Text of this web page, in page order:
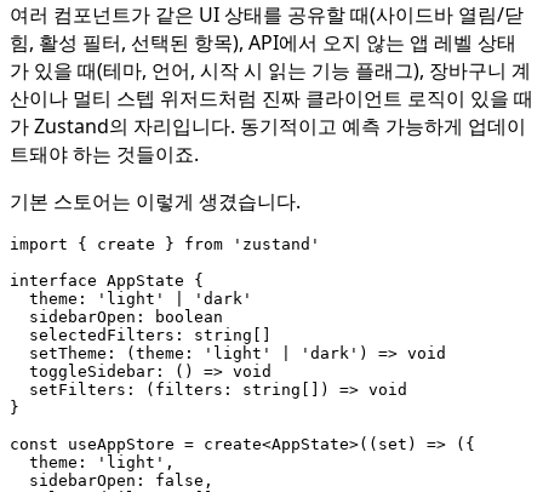
여러 컴포넌트가 같은 UI 상태를 공유할 때(사이드바 열림/닫
힘, 활성 필터, 선택된 항목), API에서 오지 않는 앱 레벨 상태
가 있을 때(테마, 언어, 시작 시 읽는 기능 플래그), 장바구니 계
산이나 멀티 스텝 위저드처럼 진짜 클라이언트 로직이 있을 때
가 Zustand의 자리입니다. 동기적이고 예측 가능하게 업데이
트돼야 하는 것들이죠.
기본 스토어는 이렇게 생겼습니다.
import { create } from
'zustand'
interface AppState
{
theme : 'light'
'dark'
sidebarOpen :
boolean
selectedFilters : string
setTheme : ( theme : 'light' 'dark' ) => void
toggleSidebar : () => void
setFilters : ( filters : string []) => void
}
const
useAppStore = create<AppState>(( set ) =>
({
theme : 'light' ,
sidebarOpen : false ,